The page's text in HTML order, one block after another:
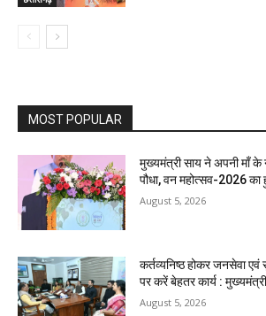
MOST POPULAR
मुख्यमंत्री साय ने अपनी माँ के
पौधा, वन महोत्सव-2026
August 5, 2026
कर्तव्यनिष्ठ होकर जनसेवा
पर करें बेहतर कार्य :
August 5, 2026